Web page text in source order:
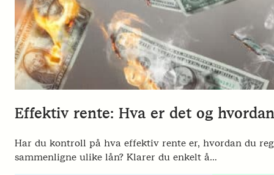
Effektiv rente: Hva er det og
Har du kontroll på hva effektiv rente er, hvordan du
sammenligne ulike lån? Klarer du enkelt å…